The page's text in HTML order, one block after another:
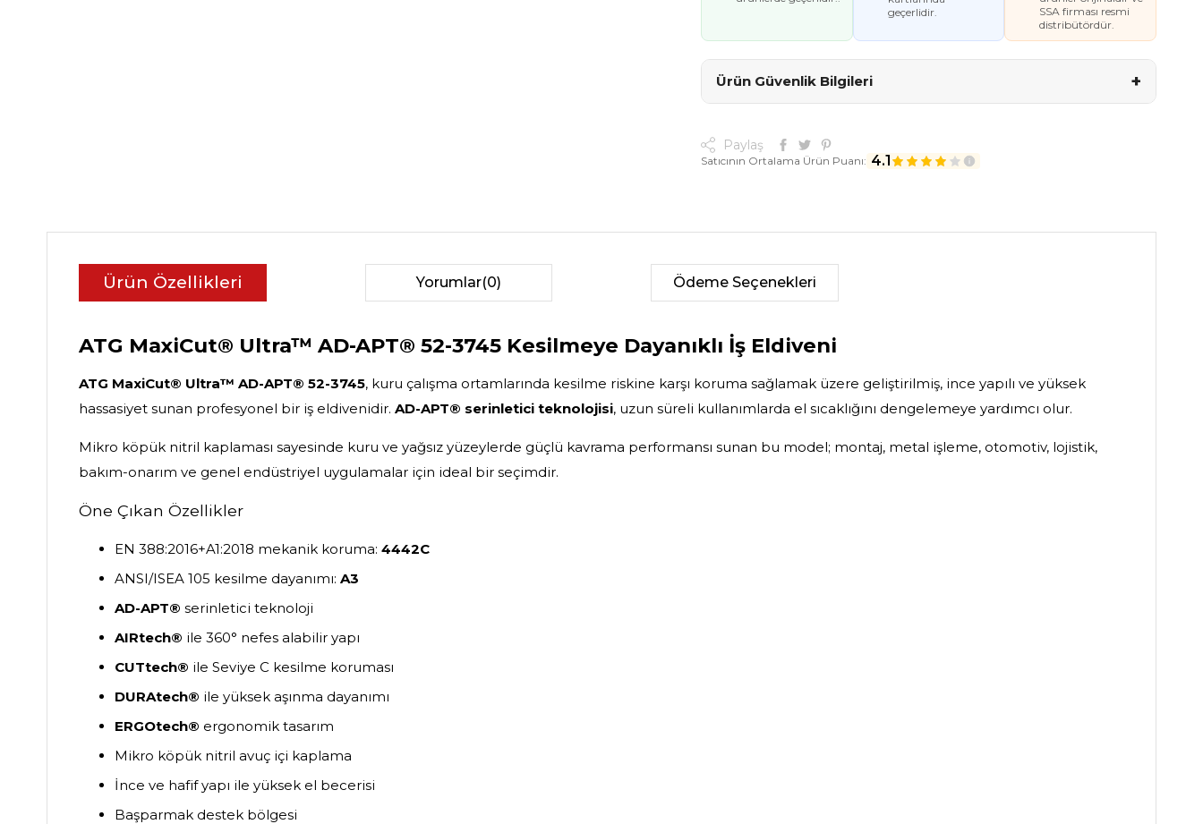
geçerlidir.
SSA firması resmi
distribütördür.
Ürün Güvenlik Bilgileri +
Paylaş
Satıcının Ortalama Ürün Puanı: 4.1
Ürün Özellikleri Yorumlar(0) Ödeme Seçenekleri
ATG MaxiCut® Ultra™ AD-APT® 52-3745 Kesilmeye Dayanıklı İş Eldiveni
ATG MaxiCut® Ultra™ AD-APT® 52-3745, kuru çalışma ortamlarında kesilme riskine karşı koruma sağlamak üzere geliştirilmiş, ince yapılı ve yüksek
hassasiyet sunan profesyonel bir iş eldivenidir. AD-APT® serinletici teknolojisi, uzun süreli kullanımlarda el sıcaklığını dengelemeye yardımcı olur.
Mikro köpük nitril kaplaması sayesinde kuru ve yağsız yüzeylerde güçlü kavrama performansı sunan bu model; montaj, metal işleme, otomotiv, lojistik,
bakım-onarım ve genel endüstriyel uygulamalar için ideal bir seçimdir.
Öne Çıkan Özellikler
EN 388:2016+A1:2018 mekanik koruma: 4442C
ANSI/ISEA 105 kesilme dayanımı: A3
AD-APT® serinletici teknoloji
AIRtech® ile 360° nefes alabilir yapı
CUTtech® ile Seviye C kesilme koruması
DURAtech® ile yüksek aşınma dayanımı
ERGOtech® ergonomik tasarım
Mikro köpük nitril avuç içi kaplama
İnce ve hafif yapı ile yüksek el becerisi
Başparmak destek bölgesi